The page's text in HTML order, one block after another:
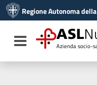
Vai al menu di
Vai al footer
Regione Autonoma
Toggle navigation
ASL
Azienda socio-